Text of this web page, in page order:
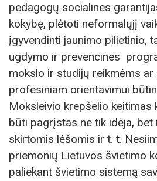
pedagogų socialines
kokybę, plėtoti neformalųjį
įgyvendinti jaunimo pilietinio,
ugdymo ir prevencines
mokslo ir studijų reikmėms ar
profesiniam orientavimui
Moksleivio krepšelio keitimas
būti pagrįstas ne tik idėja, bet
skirtomis lėšomis ir t. t.
priemonių Lietuvos švietimo
paliekant švietimo sistemą